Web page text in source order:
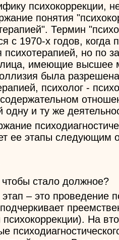
психокоррекции,
понятия
Термин
с 1970-х годов, когда
психотерапией, но по
лица, имеющие высшее
была
психолог -
одну и ту же
ее этапы следующим
чтобы стало должное?
– это проведение
психокоррекции). На